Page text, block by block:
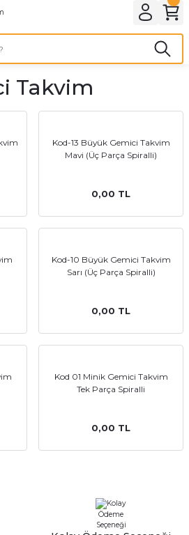
Dön
Dön
Dön
Dön
Dön
Dön
Dön
Takvim
Kod-13 Büyük Gemici Takvim
Mavi (Üç Parça Spiralli)
0,00 TL
Kod-10 Büyük Gemici Takvim
Sarı (Üç Parça Spiralli)
0,00 TL
Kod 01 Minik Gemici Takvim
Tek Parça Spiralli
0,00 TL